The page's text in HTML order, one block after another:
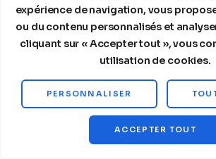
expérience de navigation, vous
ou du contenu personnalisés et
cliquant sur « Accepter tout », vous
utilisation de cookies.
PERSONNALISER
ACCEPTER TOUT
Structured
Financial Analysis
Consolidated
2026 (period
2026)
08/06/2026
Dr. Copper &